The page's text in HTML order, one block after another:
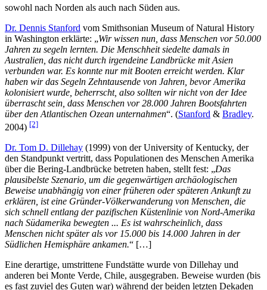
sowohl nach Norden als auch nach Süden aus.
Dr. Dennis Stanford vom Smithsonian Museum of Natural History
in Washington erklärte: „Wir wissen nun, dass Menschen vor 50.000
Jahren zu segeln lernten. Die Menschheit siedelte damals in
Australien, das nicht durch irgendeine Landbrücke mit Asien
verbunden war. Es konnte nur mit Booten erreicht werden. Klar
haben wir das Segeln Zehntausende von Jahren, bevor Amerika
kolonisiert wurde, beherrscht, also sollten wir nicht von der Idee
überrascht sein, dass Menschen vor 28.000 Jahren Bootsfahrten
über den Atlantischen Ozean unternahmen“. (Stanford & Bradley.
2004) [2]
Dr. Tom D. Dillehay (1999) von der University of Kentucky, der
den Standpunkt vertritt, dass Populationen des Menschen Amerika
über die Bering-Landbrücke betreten haben, stellt fest: „Das
plausibelste Szenario, um die gegenwärtigen archäologischen
Beweise unabhängig von einer früheren oder späteren Ankunft zu
erklären, ist eine Gründer-Völkerwanderung von Menschen, die
sich schnell entlang der pazifischen Küstenlinie von Nord-Amerika
nach Südamerika bewegten ... Es ist wahrscheinlich, dass
Menschen nicht später als vor 15.000 bis 14.000 Jahren in der
Südlichen Hemisphäre ankamen.“ […]
Eine derartige, umstrittene Fundstätte wurde von Dillehay und
anderen bei Monte Verde, Chile, ausgegraben. Beweise wurden (bis
es fast zuviel des Guten war) während der beiden letzten Dekaden